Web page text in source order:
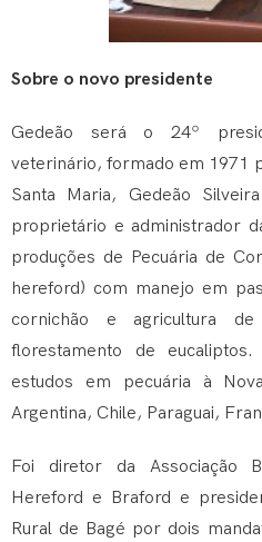
Sobre o novo presidente
Gedeão será o 24º
veterinário, formado em 1971
Santa Maria, Gedeão
proprietário e administrador
produções de Pecuária de
hereford) com manejo em
cornichão e agricultura
florestamento de
estudos em pecuária à
Argentina, Chile, Paraguai,
Foi diretor da Associação
Hereford e Braford e
Rural de Bagé por dois